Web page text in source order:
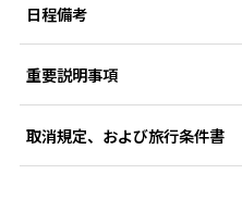
日程備考
重要説明事項
取消規定、および旅行条件書